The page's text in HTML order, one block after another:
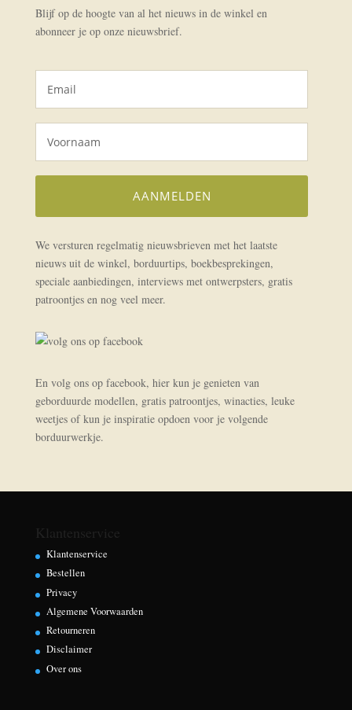
Blijf op de hoogte van al het nieuws in de winkel en
abonneer je op onze nieuwsbrief.
We versturen regelmatig nieuwsbrieven met het laatste
nieuws uit de winkel, borduurtips, boekbesprekingen,
speciale aanbiedingen, interviews met ontwerpsters, gratis
patroontjes en nog veel meer.
En volg ons op facebook, hier kun je genieten van
geborduurde modellen, gratis patroontjes, winacties, leuke
weetjes of kun je inspiratie opdoen voor je volgende
borduurwerkje.
Klantenservice
Klantenservice
Bestellen
Privacy
Algemene Voorwaarden
Retourneren
Disclaimer
Over ons